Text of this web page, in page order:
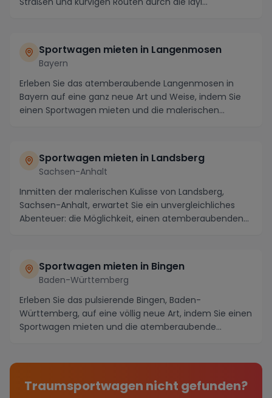
Sportwagen mieten in Langenmosen
Bayern
Erleben Sie das atemberaubende Langenmosen in
Bayern auf eine ganz neue Art und Weise, indem Sie
einen Sportwagen mieten und die malerischen
Sportwagen mieten in Landsberg
Sachsen-Anhalt
Inmitten der malerischen Kulisse von Landsberg,
Sachsen-Anhalt, erwartet Sie ein unvergleichliches
Abenteuer: die Möglichkeit, einen atemberaubenden
Sportwagen mieten in Bingen
Baden-Württemberg
Erleben Sie das pulsierende Bingen, Baden-
Württemberg, auf eine völlig neue Art, indem Sie einen
Sportwagen mieten und die atemberaubende
Traumsportwagen nicht gefunden?